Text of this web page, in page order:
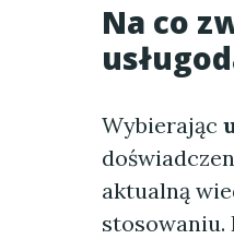
Na co
Wybierając
aktualną
stosowaniu.